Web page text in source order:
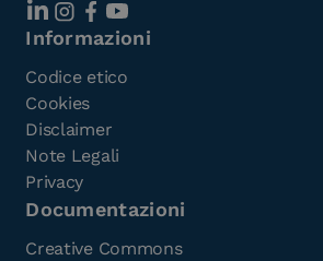
Informazioni
Codice etico
Cookies
Disclaimer
Note Legali
Privacy
Documentazioni
Creative Commons